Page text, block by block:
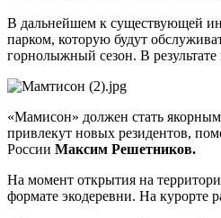
В дальнейшем к существующей
парком, которую будут
горнолыжный сезон. В
«Мамисон» должен стать
привлекут новых резидентов,
России Максим Решетников.
На момент открытия на
формате экодеревни. На курорте